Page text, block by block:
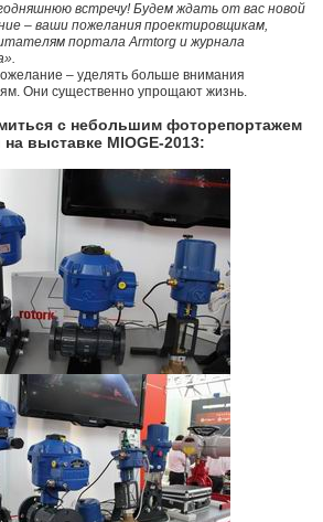
встречу! Будем ждать от вас новой
– ваши пожелания проектировщикам,
портала Armtorg и журнала
– уделять больше внимания
Они существенно упрощают жизнь.
с небольшим фоторепортажем
выставке MIOGE-2013: